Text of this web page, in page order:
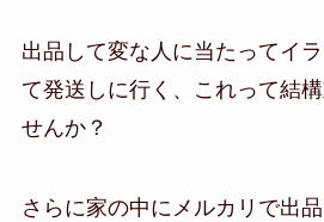
出品して変な人に当たってイ
て発送しに行く、これって結
せんか？
さらに家の中にメルカリで出